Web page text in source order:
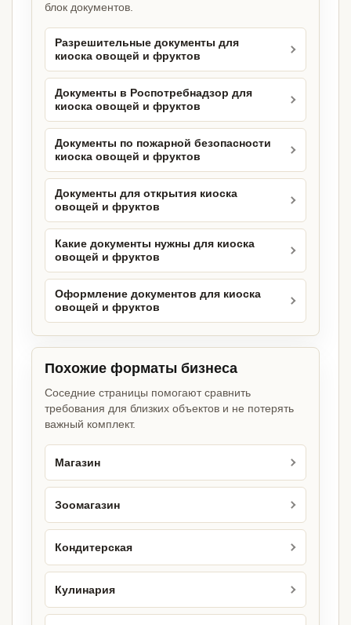
блок документов.
Разрешительные документы для
киоска овощей и фруктов
Документы в Роспотребнадзор для
киоска овощей и фруктов
Документы по пожарной безопасности
киоска овощей и фруктов
Документы для открытия киоска
овощей и фруктов
Какие документы нужны для киоска
овощей и фруктов
Оформление документов для киоска
овощей и фруктов
Похожие форматы бизнеса
Соседние страницы помогают сравнить
требования для близких объектов и не потерять
важный комплект.
Магазин
Зоомагазин
Кондитерская
Кулинария